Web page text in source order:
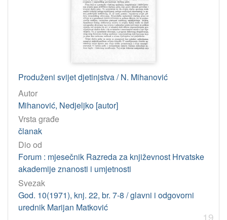
Produženi svijet djetinjstva / N. Mihanović
Autor
Mihanović, Nedjeljko [autor]
Vrsta građe
članak
Dio od
Forum : mjesečnik Razreda za književnost Hrvatske
akademije znanosti i umjetnosti
Svezak
God. 10(1971), knj. 22, br. 7-8 / glavni i odgovorni
urednik Marijan Matković
19